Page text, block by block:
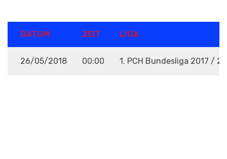
DATUM ZEIT LIGA
26/05/2018 00:00 1. PCH Bundesliga 2017 /